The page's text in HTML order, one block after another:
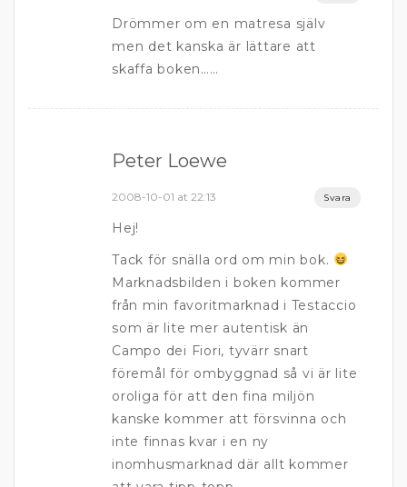
Drömmer om en matresa själv
men det kanska är lättare att
skaffa boken……
Peter Loewe
2008-10-01 at 22:13 Svara
Hej!
Tack för snälla ord om min bok.
Marknadsbilden i boken kommer
från min favoritmarknad i Testaccio
som är lite mer autentisk än
Campo dei Fiori, tyvärr snart
föremål för ombyggnad så vi är lite
oroliga för att den fina miljön
kanske kommer att försvinna och
inte finnas kvar i en ny
inomhusmarknad där allt kommer